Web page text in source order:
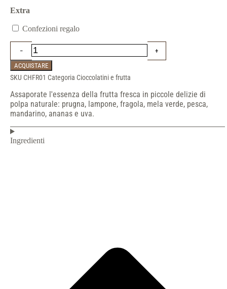
Extra
Confezioni regalo
ACQUISTARE
SKU CHFR01 Categoria Cioccolatini e frutta
Assaporate l'essenza della frutta fresca in piccole delizie di
polpa naturale: prugna, lampone, fragola, mela verde, pesca,
mandarino, ananas e uva.
Ingredienti